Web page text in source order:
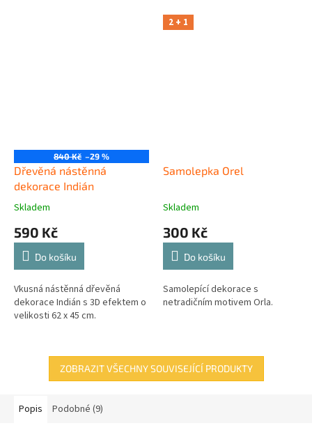
840 Kč –29 %
Dřevěná nástěnná
dekorace Indián
Skladem
590 Kč
Do košíku
Vkusná nástěnná dřevěná
dekorace Indián s 3D efektem o
velikosti 62 x 45 cm.
2 + 1
Samolepka Orel
Skladem
300 Kč
Do košíku
Samolepící dekorace s
netradičním motivem Orla.
ZOBRAZIT VŠECHNY SOUVISEJÍCÍ PRODUKTY
Popis Podobné (9)